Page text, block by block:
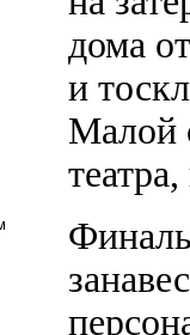
дома
и
Малой